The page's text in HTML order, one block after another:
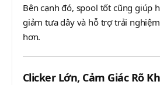
Bên cạnh đó, spool tốt cũng giúp
giảm tưa dây và hỗ trợ trải
hơn.
Clicker Lớn, Cảm Giác Rõ